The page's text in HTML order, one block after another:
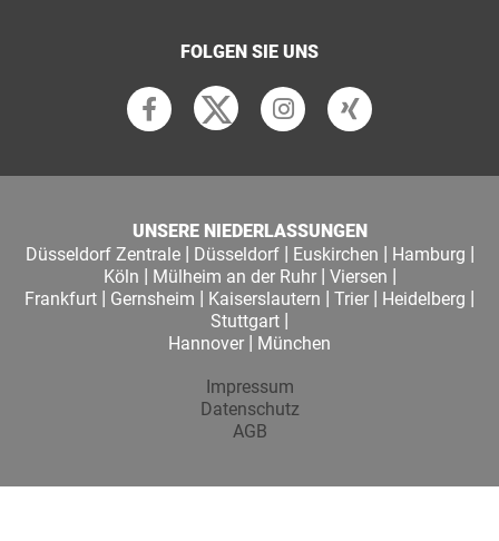
FOLGEN SIE UNS
UNSERE NIEDERLASSUNGEN
Düsseldorf Zentrale| Düsseldorf| Euskirchen | Hamburg |
Köln | Mülheim an der Ruhr| Viersen |
Frankfurt | Gernsheim | Kaiserslautern | Trier | Heidelberg |
Stuttgart |
Hannover | München
Impressum
Datenschutz
AGB